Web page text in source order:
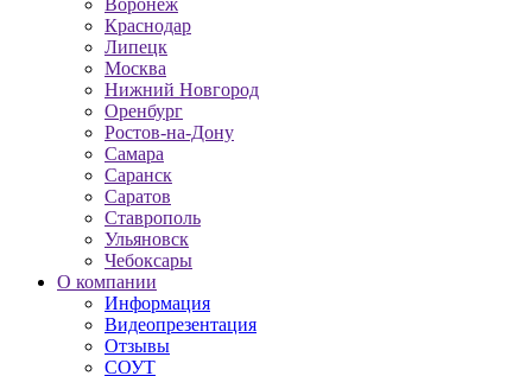
Воронеж
Краснодар
Липецк
Москва
Нижний Новгород
Оренбург
Ростов-на-Дону
Самара
Саранск
Саратов
Ставрополь
Ульяновск
Чебоксары
О компании
Информация
Видеопрезентация
Отзывы
СОУТ